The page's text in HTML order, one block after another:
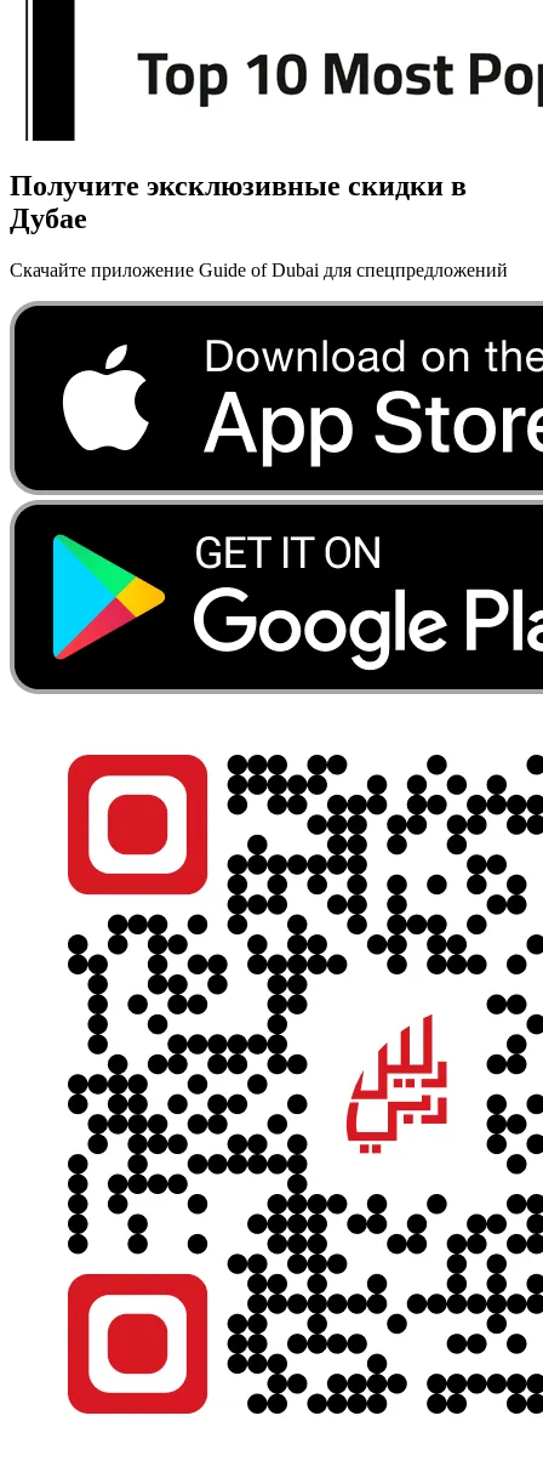
Получите эксклюзивные скидки в
Дубае
Скачайте приложение Guide of Dubai для спецпредложений